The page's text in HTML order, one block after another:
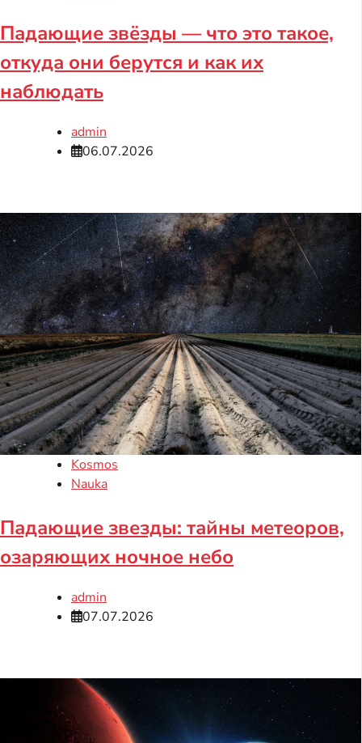
Падающие звёзды — что это такое,
откуда они берутся и как их
наблюдать
admin
06.07.2026
Kosmos
Nauka
Падающие звезды: тайны метеоров,
озаряющих ночное небо
admin
07.07.2026